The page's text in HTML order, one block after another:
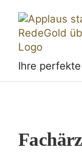
content
Ihre